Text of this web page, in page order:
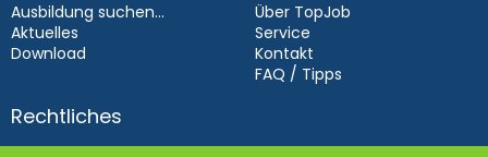
Ausbildung suchen...
Aktuelles
Download
Über TopJob
Service
Kontakt
FAQ / Tipps
Rechtliches